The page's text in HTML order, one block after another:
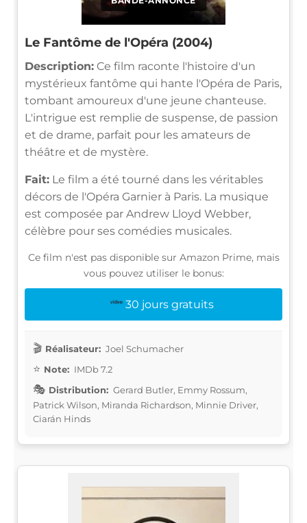
Le Fantôme de l'Opéra (2004)
Description: Ce film raconte l'histoire d'un
mystérieux fantôme qui hante l'Opéra de Paris,
tombant amoureux d'une jeune chanteuse.
L'intrigue est remplie de suspense, de passion
et de drame, parfait pour les amateurs de
théâtre et de mystère.
Fait: Le film a été tourné dans les véritables
décors de l'Opéra Garnier à Paris. La musique
est composée par Andrew Lloyd Webber,
célèbre pour ses comédies musicales.
Ce film n'est pas disponible sur Amazon Prime, mais
vous pouvez utiliser le bonus:
30 jours gratuits
Réalisateur: Joel Schumacher
Note: IMDb 7.2
Distribution: Gerard Butler, Emmy Rossum,
Patrick Wilson, Miranda Richardson, Minnie Driver,
Ciarán Hinds